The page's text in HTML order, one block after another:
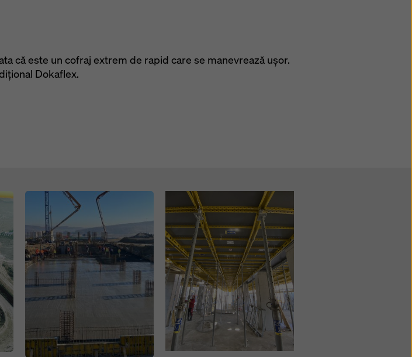
că este un cofraj extrem de rapid care se manevrează ușor.
Dokaflex.
Open